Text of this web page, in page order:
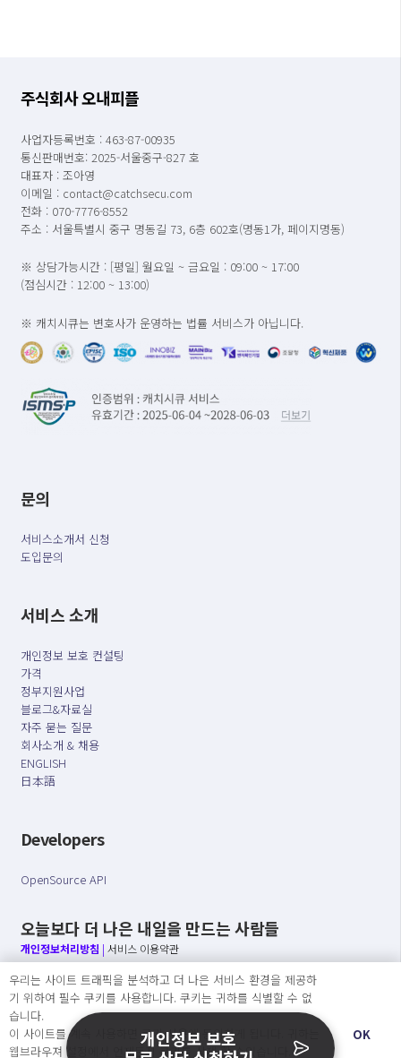
주식회사 오내피플
사업자등록번호 : 463-87-00935
통신판매번호: 2025-서울중구-827 호
대표자 : 조아영
이메일 : contact@catchsecu.com
전화 : 070-7776-8552
주소 : 서울특별시 중구 명동길 73, 6층 602호(명동1가, 페이지명동)
※ 상담가능시간 : [평일] 월요일 ~ 금요일 : 09:00 ~ 17:00
(점심시간 : 12:00 ~ 13:00)
※ 캐치시큐는 변호사가 운영하는 법률 서비스가 아닙니다.
문의
서비스소개서 신청
도입문의
서비스 소개
개인정보 보호 컨설팅
가격
정부지원사업
블로그&자료실
자주 묻는 질문
회사소개 & 채용
ENGLISH
日本語
Developers
OpenSource API
오늘보다 더 나은 내일을 만드는 사람들
개인정보처리방침 | 서비스 이용약관
○ 개인정보보호 컴플라이언스를 선도하겠습니다.
○ 정보주체의 권리를 보장하겠습니다.
○ 기업의 개인정보보호를 위한 효율적 관리를 보장하겠습니다.
우리는 사이트 트래픽을 분석하고 더 나은 서비스 환경을 제공하
기 위하여 필수 쿠키를 사용합니다. 쿠키는 귀하를 식별할 수 없
습니다.
이 사이트를 계속 사용하면 쿠키 사용에 동의하게 됩니다. 귀하는
웹브라우져 설정에서 언제든지 쿠키를 삭제 할 수있습니다.
OK
개인정보 보호